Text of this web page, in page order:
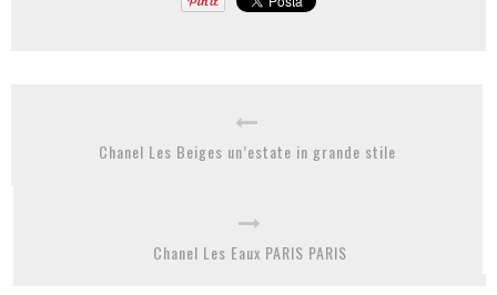
Chanel Les Beiges un’estate in grande stile
Chanel Les Eaux PARIS PARIS